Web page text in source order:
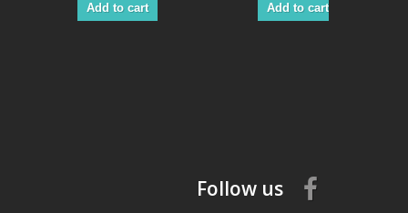
Add to cart Add to cart
Follow us